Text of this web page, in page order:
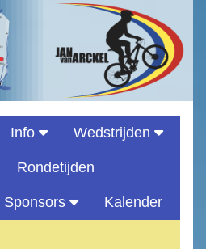
Info Wedstrijden
Rondetijden
Sponsors Kalender